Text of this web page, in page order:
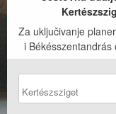
Za uključivanje
i